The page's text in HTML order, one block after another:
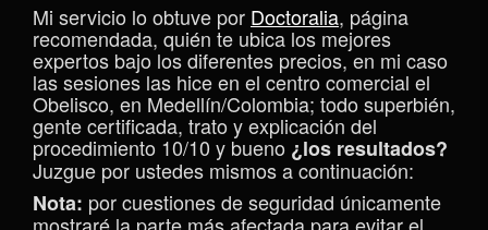
Mi servicio lo obtuve por Doctoralia, página
recomendada, quién te ubica los mejores
expertos bajo los diferentes precios, en mi caso
las sesiones las hice en el centro comercial el
Obelisco, en Medellín/Colombia; todo superbién,
gente certificada, trato y explicación del
procedimiento 10/10 y bueno ¿los resultados?
Juzgue por ustedes mismos a continuación:
Nota: por cuestiones de seguridad únicamente